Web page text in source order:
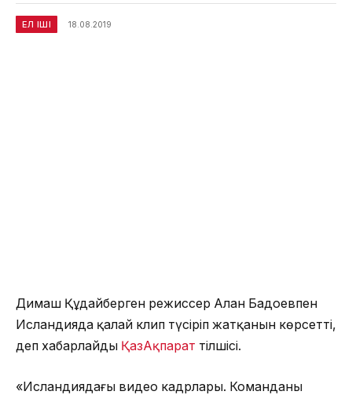
ЕЛ ІШІ 18.08.2019
Димаш Құдайберген режиссер Алан Бадоевпен
Исландияда қалай клип түсіріп жатқанын көрсетті,
деп хабарлайды ҚазАқпарат тілшісі.
«Исландиядағы видео кадрлары. Команданың